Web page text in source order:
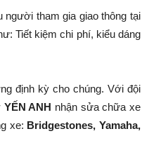
người tham gia giao thông tại
Tiết kiệm chi phí, kiểu dáng
định kỳ cho chúng. Với đội
YẾN ANH nhận sửa chữa xe
xe: Bridgestones, Yamaha,